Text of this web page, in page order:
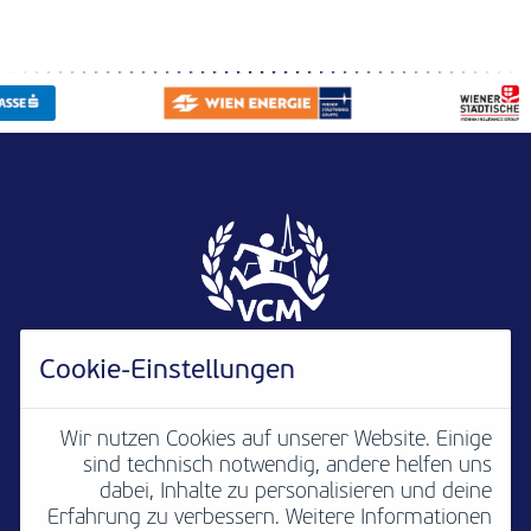
Newsletter B2B Media Kontakt
Cookie-Einstellungen
Wir nutzen Cookies auf unserer Website. Einige
sind technisch notwendig, andere helfen uns
dabei, Inhalte zu personalisieren und deine
Erfahrung zu verbessern. Weitere Informationen